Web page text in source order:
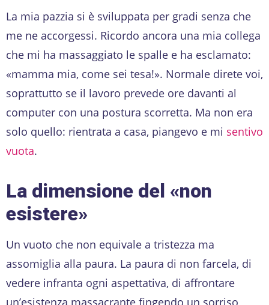
La mia pazzia si è sviluppata per gradi senza che
me ne accorgessi. Ricordo ancora una mia collega
che mi ha massaggiato le spalle e ha esclamato:
«mamma mia, come sei tesa!». Normale direte voi,
soprattutto se il lavoro prevede ore davanti al
computer con una postura scorretta. Ma non era
solo quello: rientrata a casa, piangevo e mi sentivo
vuota.
La dimensione del «non
esistere»
Un vuoto che non equivale a tristezza ma
assomiglia alla paura. La paura di non farcela, di
vedere infranta ogni aspettativa, di affrontare
un’esistenza massacrante fingendo un sorriso